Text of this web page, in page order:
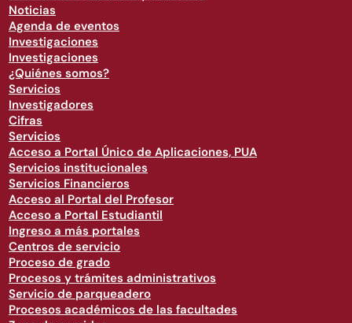
Noticias
Agenda de eventos
Investigaciones
Investigaciones
¿Quiénes somos?
Servicios
Investigadores
Cifras
Servicios
Acceso a Portal Único de Aplicaciones, PUA
Servicios institucionales
Servicios Financieros
Acceso al Portal del Profesor
Acceso a Portal Estudiantil
Ingreso a más portales
Centros de servicio
Proceso de grado
Procesos y trámites administrativos
Servicio de parqueadero
Procesos académicos de las facultades